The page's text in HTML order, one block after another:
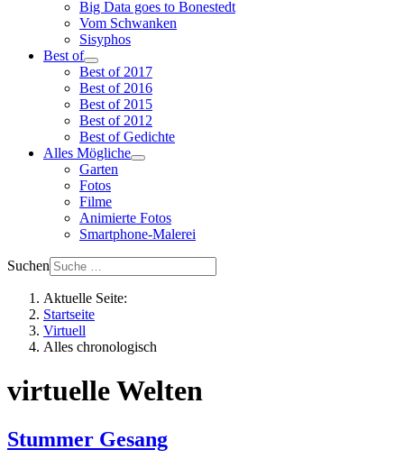
Big Data goes to Bonestedt
Vom Schwanken
Sisyphos
Best of
Best of 2017
Best of 2016
Best of 2015
Best of 2012
Best of Gedichte
Alles Mögliche
Garten
Fotos
Filme
Animierte Fotos
Smartphone-Malerei
Suchen
Aktuelle Seite:
Startseite
Virtuell
Alles chronologisch
virtuelle Welten
Stummer Gesang